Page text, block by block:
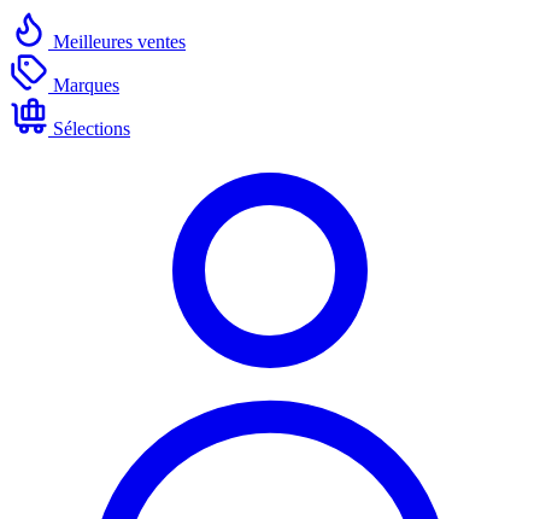
Meilleures ventes
Marques
Sélections